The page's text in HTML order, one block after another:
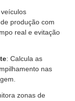
produção com
real e evitação
: Calcula as
nas
zonas de